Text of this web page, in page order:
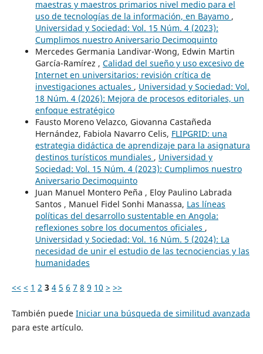
maestras y maestros primarios nivel medio para el
uso de tecnologías de la información, en Bayamo ,
Universidad y Sociedad: Vol. 15 Núm. 4 (2023):
Cumplimos nuestro Aniversario Decimoquinto
Mercedes Germania Landivar-Wong, Edwin Martin
García-Ramírez , Calidad del sueño y uso excesivo de
Internet en universitarios: revisión crítica de
investigaciones actuales , Universidad y Sociedad: Vol.
18 Núm. 4 (2026): Mejora de procesos editoriales, un
enfoque estratégico
Fausto Moreno Velazco, Giovanna Castañeda
Hernández, Fabiola Navarro Celis, FLIPGRID: una
estrategia didáctica de aprendizaje para la asignatura
destinos turísticos mundiales , Universidad y
Sociedad: Vol. 15 Núm. 4 (2023): Cumplimos nuestro
Aniversario Decimoquinto
Juan Manuel Montero Peña , Eloy Paulino Labrada
Santos , Manuel Fidel Sonhi Manassa, Las líneas
políticas del desarrollo sustentable en Angola:
reflexiones sobre los documentos oficiales ,
Universidad y Sociedad: Vol. 16 Núm. 5 (2024): La
necesidad de unir el estudio de las tecnociencias y las
humanidades
<< < 1 2 3 4 5 6 7 8 9 10 > >>
También puede Iniciar una búsqueda de similitud avanzada
para este artículo.